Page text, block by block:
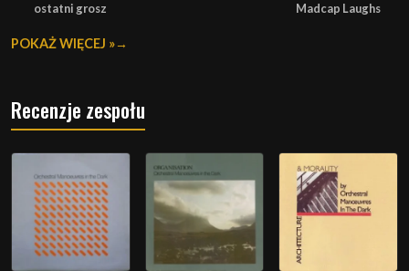
ostatni grosz
Madcap Laughs
POKAŻ WIĘCEJ »
Recenzje zespołu